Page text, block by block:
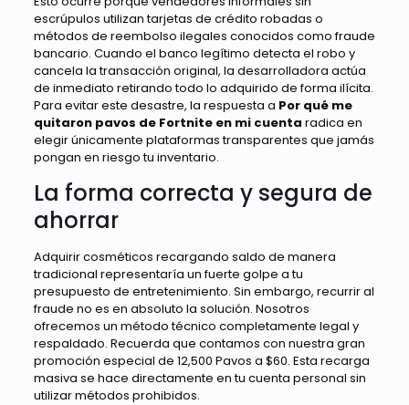
escrúpulos utilizan tarjetas de crédito robadas o
métodos de reembolso ilegales conocidos como fraude
bancario. Cuando el banco legítimo detecta el robo y
cancela la transacción original, la desarrolladora actúa
de inmediato retirando todo lo adquirido de forma ilícita.
Para evitar este desastre, la respuesta a Por qué me
quitaron pavos de Fortnite en mi cuenta radica en
elegir únicamente plataformas transparentes que jamás
pongan en riesgo tu inventario.
La forma correcta y segura de
ahorrar
Adquirir cosméticos recargando saldo de manera
tradicional representaría un fuerte golpe a tu
presupuesto de entretenimiento. Sin embargo, recurrir al
fraude no es en absoluto la solución. Nosotros
ofrecemos un método técnico completamente legal y
respaldado. Recuerda que contamos con nuestra gran
promoción especial de 12,500 Pavos a $60. Esta recarga
masiva se hace directamente en tu cuenta personal sin
utilizar métodos prohibidos.